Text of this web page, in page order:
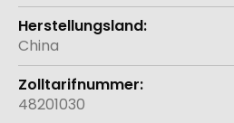
China
48201030